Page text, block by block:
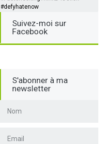
#defyhatenow
Suivez-moi sur
Facebook
S'abonner à ma
newsletter